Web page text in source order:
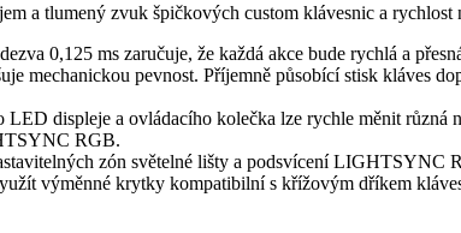
a tlumený zvuk špičkových custom klávesnic a
0,125 ms zaručuje, že každá akce bude rychlá a
mechanickou pevnost. Příjemně působící stisk kláves
LED displeje a ovládacího kolečka lze rychle měnit různá
RGB.
zón světelné lišty a podsvícení LIGHTSYNC
výměnné krytky kompatibilní s křížovým dříkem